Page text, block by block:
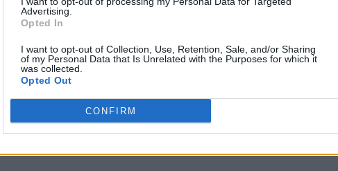
Advertising.
Opted In
I want to opt-out of Collection, Use, Retention, Sale, and/or Sharing
of my Personal Data that Is Unrelated with the Purposes for which it
was collected.
Opted Out
CONFIRM
Publicidad